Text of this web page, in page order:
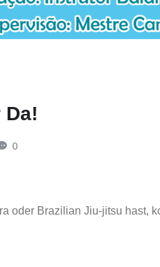
0
oder Brazilian Jiu-jitsu hast,